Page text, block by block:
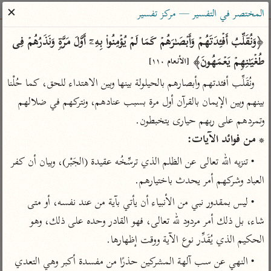
ساهم معنا في نشر القرآن والعلم الشرعي
الباحث القرآني
بحث تفسير
Type 2 or more characters for results.
Type 1 or more
characters for results.
أمّهات
تفسير الطبري
تفسير ابن كثير
تفسير القرطبي
تفسير البغوي
عامّة
فتح البيان للقنوجي
فتح القدير للشوكاني
تفسير ابن جزي
موسوعات
معاصرة
الميسر
المختصر في
التفسير
تفسير السعدي
المختصر في التفسير — مركز تفسير
✕
طُغۡیَـٰنِهِمۡ یَعۡمَهُونَ﴾ [الأنعام ١١٠]
وتمردهم على ربهم حيارى يتخبطون.
* من فوائد الآيات:
• تنزيه الله تعالى عن الظلم الذي ترسِّخُه عقيدة (الجَبْر)، وبيان أن كفر
العباد وشركهم أمر يحدث باختيارهم.
شاء، بل ذلك أمر مردود لله تعالى، فهو القادر وحده على ذلك، وهو
الحكيم الذي يُقَدِّر نوع الآية ووقت إظهارها.